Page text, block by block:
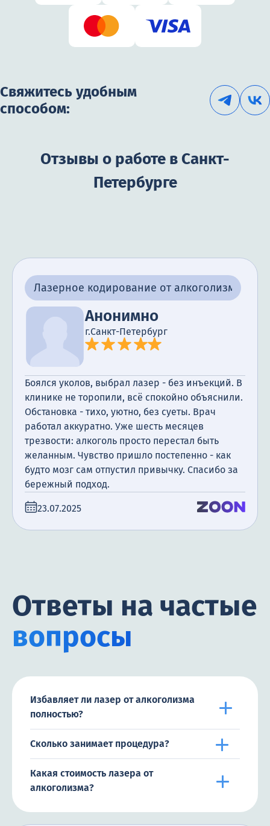
Свяжитесь удобным
способом:
Отзывы о работе в Санкт-
Петербурге
Лазерное кодирование от алкоголизма
Анонимно
г.Санкт-Петербург
Боялся уколов, выбрал лазер - без инъекций. В
клинике не торопили, всё спокойно объяснили.
Обстановка - тихо, уютно, без суеты. Врач
работал аккуратно. Уже шесть месяцев
трезвости: алкоголь просто перестал быть
желанным. Чувство пришло постепенно - как
будто мозг сам отпустил привычку. Спасибо за
бережный подход.
23.07.2025
Ответы на частые
вопросы
Избавляет ли лазер от алкоголизма
полностью?
Сколько занимает процедура?
Какая стоимость лазера от
алкоголизма?